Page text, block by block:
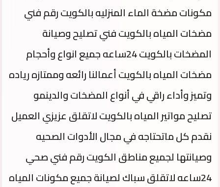
مكونات مضخة الماء المنزليه بالكويت رقم فني
مضخات المياه بالكويت فني تصليح وصيانة
المضخات بالكويت 24ساعه جميع انواع وأحجام
مضخات المياه بالكويت أعمالنا رائعه وممتازه رياده
وتميز وأداء راقي في أنواع المضخات والدينمو
تصليح مواتير المياه بالكويت لاتقلق عزيزي العميل
نقدم كل ماتحتاجه في مجال الأدوات الصحيه
وصيانتها لجميع مناطق الكويت رقم فني صحي
24ساعه لاتقلق سباك لصيانة جميع مكونات المياه